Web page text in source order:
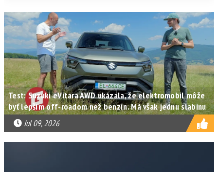
Test: Suzuki eVitara AWD ukázala, že elektromobil môže
byť lepším off-roadom než benzín. Má však jednu slabinu
Jul 09, 2026